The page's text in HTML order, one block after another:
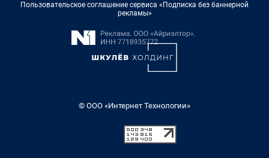
Пользовательское соглашение сервиса «Подписка без баннерной
рекламы»
© ООО «Интернет Технологии»